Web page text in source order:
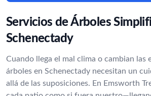
Servicios de Árboles
Schenectady
Cuando llega el mal clima o cambian las
árboles en Schenectady necesitan un
allá de las suposiciones. En Emsworth